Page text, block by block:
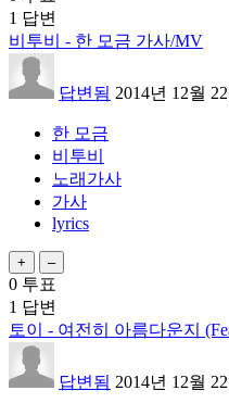
1 답변
비투비 - 한 모금 가사/MV
답변됨 2014년 12월
한 모금
비투비
노래가사
가사
lyrics
0 투표
1 답변
토이 - 여전히 아름다운지
답변됨 2014년 12월